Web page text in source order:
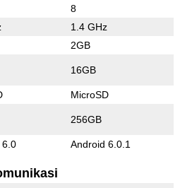
8
1.4 GHz
2GB
16GB
MicroSD
256GB
6.0 Android 6.0.1